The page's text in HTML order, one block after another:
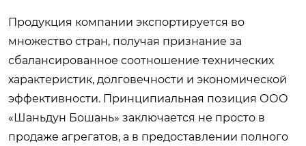
Продукция компании экспортируется во
множество стран, получая признание за
сбалансированное соотношение технических
характеристик, долговечности и экономической
эффективности. Принципиальная позиция ООО
«Шаньдун Бошань» заключается не просто в
продаже агрегатов, а в предоставлении полного